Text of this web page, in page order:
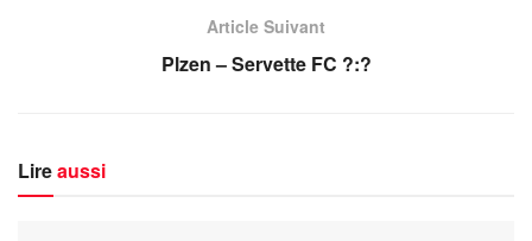
Article Suivant
Plzen – Servette FC ?:?
Lireaussi